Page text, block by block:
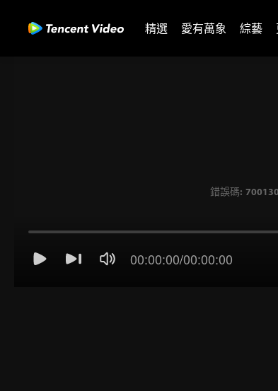
精選 愛有萬象 綜藝
00:00:00/00:00:00